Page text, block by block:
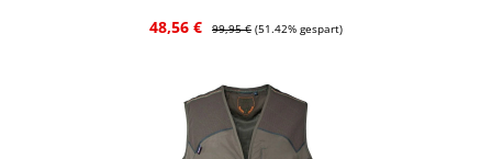
Verkaufspreis:
48,56 € Regulärer Preis:
99,95 € (51.42% gespart)